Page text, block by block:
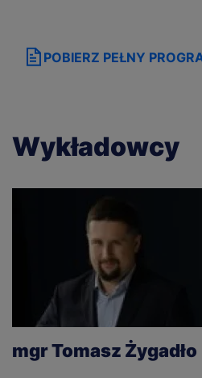
samodzielnie
POBIERZ PEŁNY
Wykładowcy
mgr Tomasz Żygadło